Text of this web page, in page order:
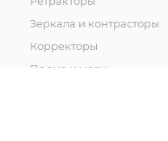
Зеркала и контраcторы
Корректоры
Промо и мерч